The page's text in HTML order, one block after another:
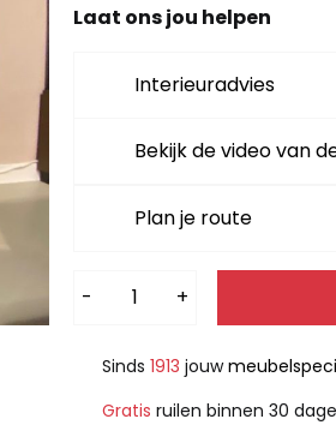
1.799,-.899,-.
Laat ons jou helpen
Interieuradvies
Bekijk de video van
Plan je route
- +
Alternative:
Sinds 1913 jouw
Gratis ruilen binnen 30